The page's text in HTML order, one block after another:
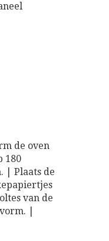
de oven
180
| Plaats de
van de
|